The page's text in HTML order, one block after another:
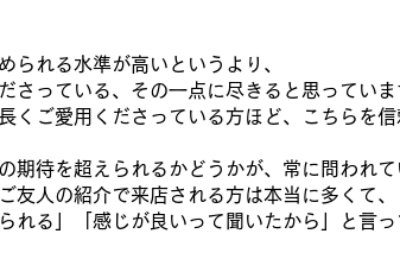
られる水準が高いというより、
さっている、その一点に尽きると思っていま
くご愛用くださっている方ほど、こちらを
期待を超えられるかどうかが、常に問われ
友人の紹介で来店される方は本当に多くて、
れる」「感じが良いって聞いたから」と言